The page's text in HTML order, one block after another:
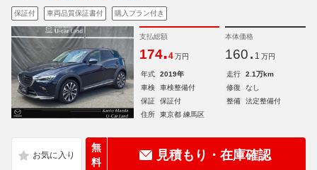
保証付 車両品質保証書付 購入プラン付き
支払総額
174.4 万円
本体価格
160. 1 万円
年式 2019年 走行
2.1万km
車検
車検整備付 修復
なし
保証
保証付 整備
法定整備付
住所
東京都 練馬区
無
料
見積もり・在庫確認